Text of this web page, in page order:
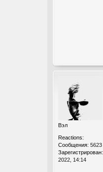
Вэл
Reactions:
Сообщения: 5623
Зарегистрирован:
2022, 14:14